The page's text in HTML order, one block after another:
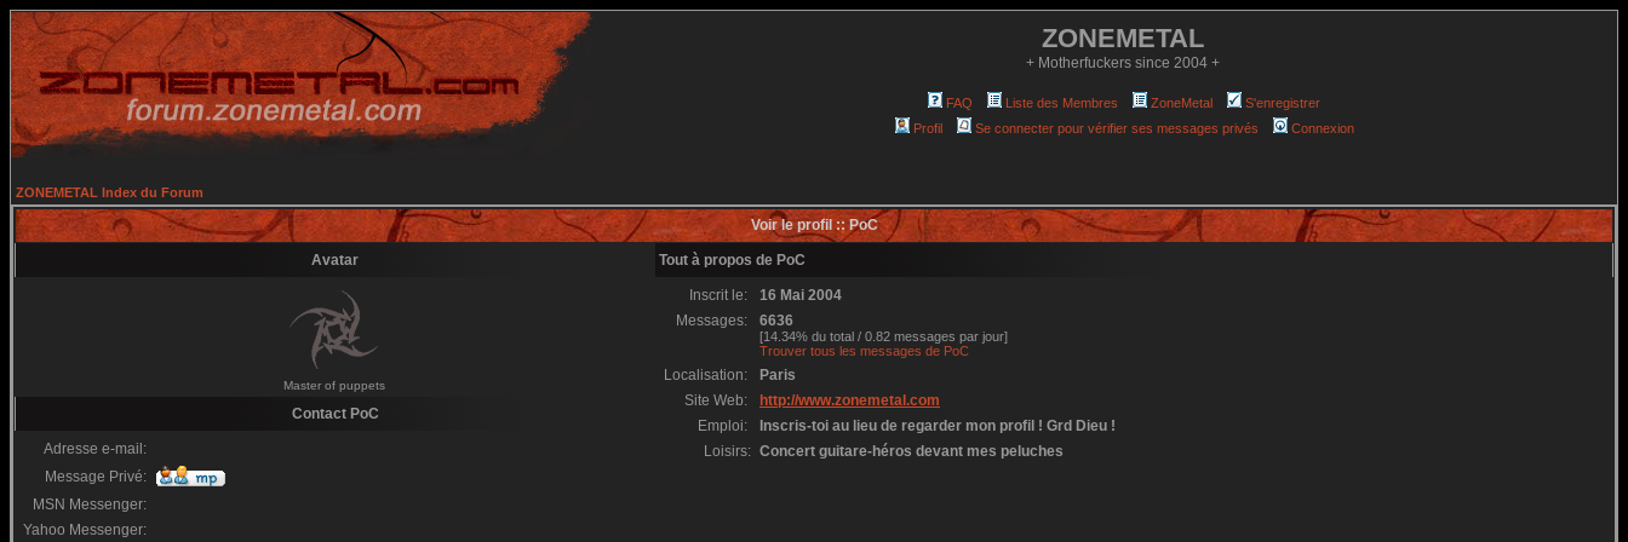
ZONEMETAL
+ Motherfuckers since 2004 +
FAQ Liste des Membres ZoneMetal
S'enregistrer
Profil
Se connecter pour vérifier ses messages privés Connexion
ZONEMETAL Index du Forum
Voir le profil :: PoC
Avatar Tout à propos de PoC
Master of puppets
Inscrit le:
16 Mai 2004
Messages:
6636
[14.34% du total / 0.82 messages par jour]
Trouver tous les messages de PoC
Localisation:
Paris
Site Web:
http://www.zonemetal.com
Emploi:
Inscris-toi au lieu de regarder mon profil ! Grd Dieu !
Loisirs: Concert guitare-héros devant mes peluches
Contact PoC
Adresse e-mail:
Message Privé:
MSN Messenger:
Yahoo Messenger: